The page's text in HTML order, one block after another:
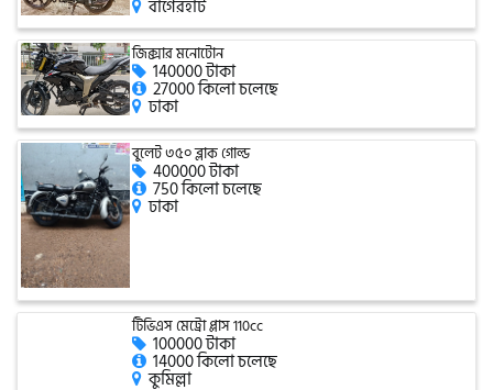
বেনেট (Bennett)
বিএমডাব্লিউ (BMW)
রয়েল এনফিল্ড (Royal Enfield)
এফকেএম (FKM)
বাগেরহাট
জিক্সার মনোটোন
140000 টাকা
27000 কিলো চলেছে
ঢাকা
বুলেট ৩৫০ ব্লাক গোল্ড
400000 টাকা
750 কিলো চলেছে
ঢাকা
টিভিএস মেট্রো প্লাস 110cc
100000 টাকা
14000 কিলো চলেছে
কুমিল্লা